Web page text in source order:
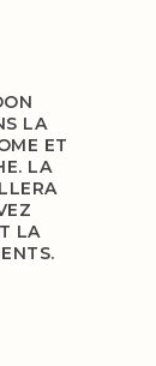
LA
ET
LA
LA